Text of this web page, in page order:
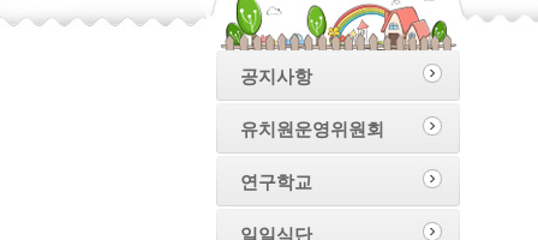
공지사항
유치원운영위원회
연구학교
일일식단